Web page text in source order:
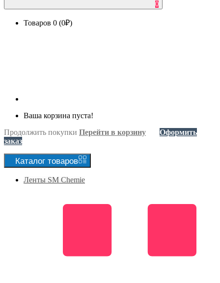
0
Товаров 0 (0₽)
Ваша корзина пуста!
Продолжить покупки Перейти в корзину
Оформить
заказ
Каталог товаров
Ленты SM Chemie